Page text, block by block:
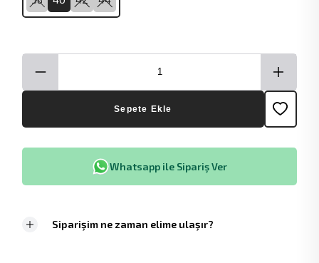
Sepete Ekle
Whatsapp ile Sipariş Ver
Siparişim ne zaman elime ulaşır?